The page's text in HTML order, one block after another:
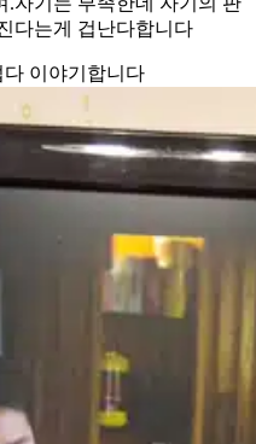
다는게 겁난다합니다
이야기합니다